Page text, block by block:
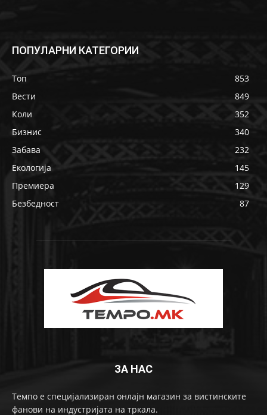
ПОПУЛАРНИ КАТЕГОРИИ
Топ
853
Вести
849
Коли
352
Бизнис
340
Забава
232
Екологија
145
Премиера
129
Безбедност
87
ЗА НАС
Темпо е специјализиран онлајн магазин за вистинските
фанови на индустријата на тркала.